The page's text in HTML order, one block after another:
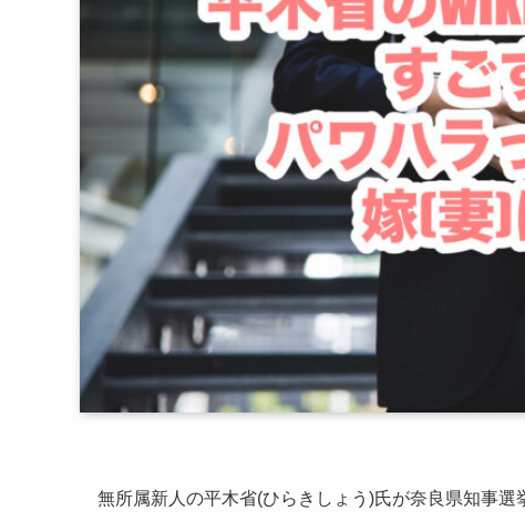
無所属新人の平木省(ひらきしょう)氏が奈良県知事選